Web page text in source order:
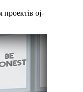
проектів oj-